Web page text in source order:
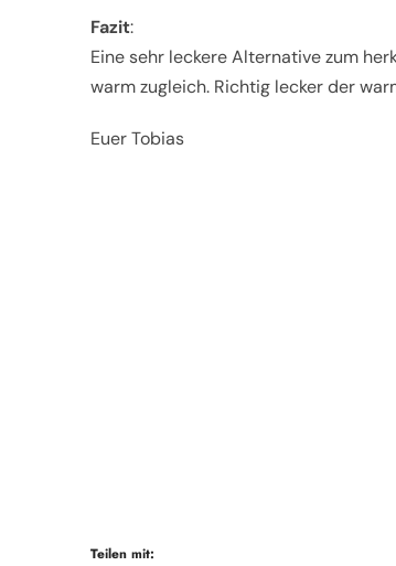
Fazit:
Eine sehr leckere Alternative zum
warm zugleich. Richtig lecker der
Euer Tobias
Teilen mit: